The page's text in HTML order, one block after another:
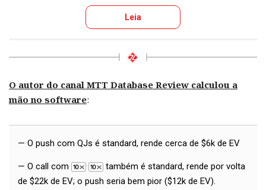
Leia
O autor do canal MTT Database Review calculou a
mão no software:
— O push com QJs é standard, rende cerca de $6k de EV
— O call com
também é standard, rende por volta
de $22k de EV; o push seria bem pior ($12k de EV).